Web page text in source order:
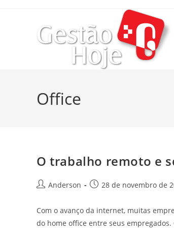
Office
O trabalho remoto e
Anderson 28 de novembro de
Com o avanço da internet, muitas
do home office entre seus